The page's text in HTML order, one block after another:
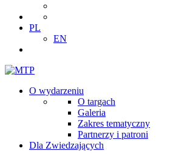
PL
EN
O wydarzeniu
O targach
Galeria
Zakres tematyczny
Partnerzy i patroni
Dla Zwiedzających